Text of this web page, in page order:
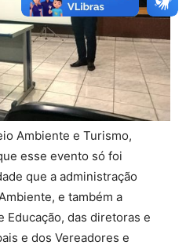
Ambiente e Turismo,
esse evento só foi
que a administração
e também a
Educação, das diretoras e
e dos Vereadores e